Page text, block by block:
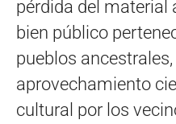
pérdida del material
bien público
pueblos
aprovechamiento
cultural por los